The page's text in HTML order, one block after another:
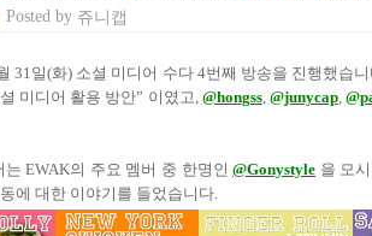
Postedby 쥬니캡
31 일(화) 소셜 미디어 수다4번째 방송을 진행했습
미디어 활용 방안” 이였고 @hongss, @junycap,
는EWAK의 주요 멤버 중 한명인@Gonystyle 을 모
에 대한 이야기를 들었습니다